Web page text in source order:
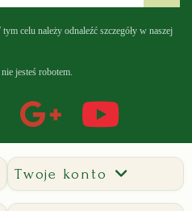
celu należy odnaleźć szczegóły w naszej
jesteś robotem.
Twoje konto